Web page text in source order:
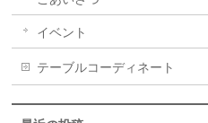
イベント
テーブルコーディネート